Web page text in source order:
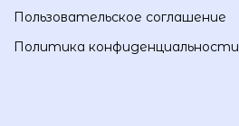
Пользовательское соглашение
Политика конфиденциальности